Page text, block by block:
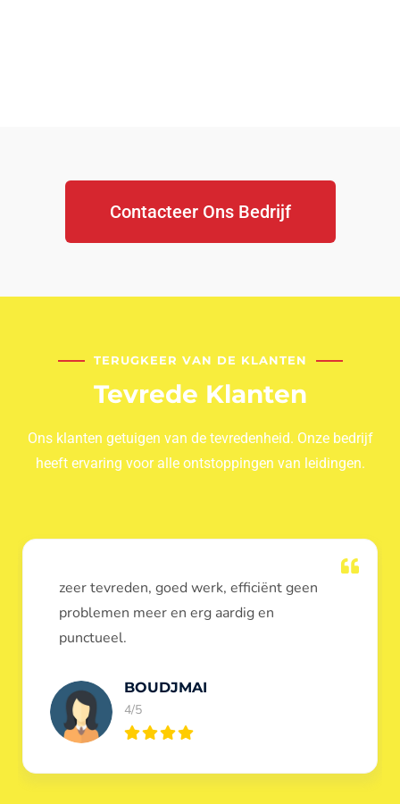
Contacteer Ons Bedrijf
TERUGKEER VAN DE KLANTEN
Tevrede Klanten
Ons klanten getuigen van de tevredenheid. Onze bedrijf
heeft ervaring voor alle ontstoppingen van leidingen.
Dank u voor de ontstopping van wc, werd
heel goed uitgevoerd, door de loodgieters
ontstoppers services janssens.
Eric Garfield
5/5